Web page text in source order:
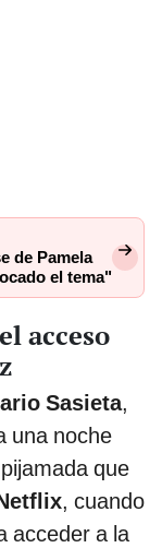
de Pamela
el tema"
acceso
Sasieta,
una noche
que
, cuando
acceder a la